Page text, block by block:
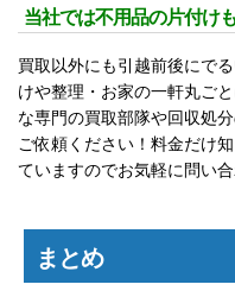
当社では不用品の片付け
買取以外にも引越前後にで
けや整理・お家の一軒丸ご
な専門の買取部隊や回収処
ご依頼ください！料金だけ
ていますのでお気軽に問い
まとめ